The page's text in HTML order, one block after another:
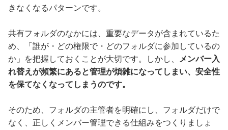
きなくなるパターンです。
共有フォルダのなかには、重要なデータが含まれているた
め、「誰が・どの権限で・どのフォルダに参加しているの
か」を把握しておくことが大切です。しかし、
メンバー入
れ替えが頻繁にあると管理が煩雑になってしまい、安全性
を保てなくなってしまうのです。
そのため、フォルダの主管者を明確にし、フォルダだけで
なく、正しくメンバー管理できる仕組みをつくりましょ